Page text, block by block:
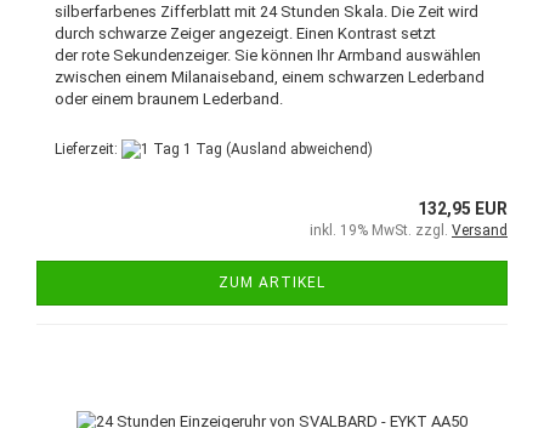
silberfarbenes Zifferblatt mit 24 Stunden Skala. Die Zeit wird
durch schwarze Zeiger angezeigt. Einen Kontrast setzt
der rote Sekundenzeiger. Sie können Ihr Armband auswählen
zwischen einem Milanaiseband, einem schwarzen Lederband
oder einem braunem Lederband.
Lieferzeit: 1 Tag (Ausland abweichend)
132,95 EUR
inkl. 19% MwSt. zzgl. Versand
ZUM ARTIKEL